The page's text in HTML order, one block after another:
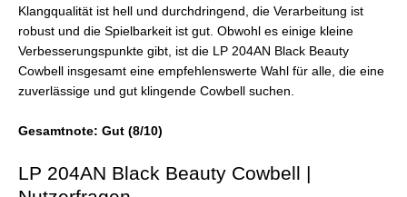
Klangqualität ist hell und durchdringend, die Verarbeitung ist
robust und die Spielbarkeit ist gut. Obwohl es einige kleine
Verbesserungspunkte gibt, ist die LP 204AN Black Beauty
Cowbell insgesamt eine empfehlenswerte Wahl für alle, die eine
zuverlässige und gut klingende Cowbell suchen.
Gesamtnote: Gut (8/10)
LP 204AN Black Beauty Cowbell |